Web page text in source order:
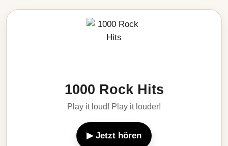
1000 Rock Hits
Play it loud! Play it louder!
▶ Jetzt hören